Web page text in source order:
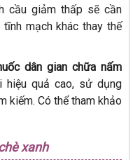
cầu giảm thấp sẽ cần
mạch khác thay thế
dân gian chữa nấm
hiệu quả cao, sử dụng
kiếm. Có thể tham khảo
xanh